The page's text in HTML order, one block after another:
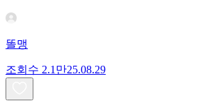
똘맹
조회수 2.1만25.08.29